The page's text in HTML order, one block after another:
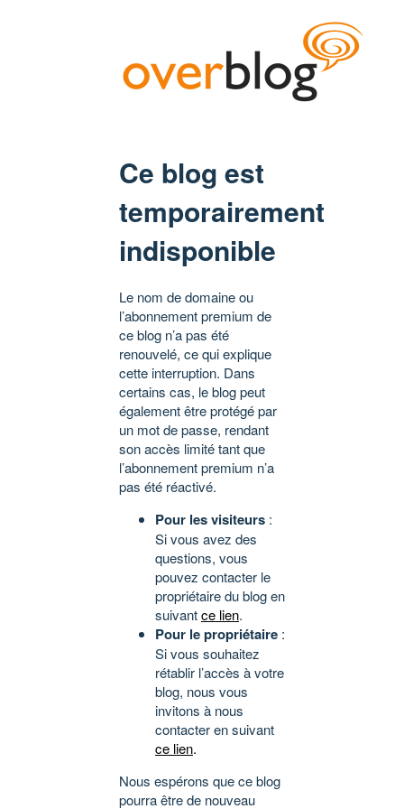
Ce blog est
temporairement
indisponible
Le nom de domaine ou
l’abonnement premium de
ce blog n’a pas été
renouvelé, ce qui explique
cette interruption. Dans
certains cas, le blog peut
également être protégé par
un mot de passe, rendant
son accès limité tant que
l’abonnement premium n’a
pas été réactivé.
Pour les visiteurs :
Si vous avez des
questions, vous
pouvez contacter le
propriétaire du blog en
suivantce lien.
Pour le propriétaire :
Si vous souhaitez
rétablir l’accès à votre
blog, nous vous
invitons à nous
contacter en suivant
ce lien.
Nous espérons que ce blog
pourra être de nouveau